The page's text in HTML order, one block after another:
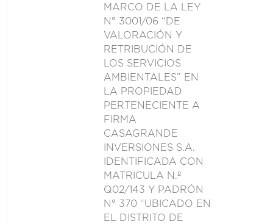
MARCO DE LA LEY
N° 3001/06 “DE
VALORACIÓN Y
RETRIBUCIÓN DE
LOS SERVICIOS
AMBIENTALES” EN
LA PROPIEDAD
PERTENECIENTE A
FIRMA
CASAGRANDE
INVERSIONES S.A.
IDENTIFICADA CON
MATRICULA N.º
Q02/143 Y PADRÓN
N° 370 “UBICADO EN
EL DISTRITO DE